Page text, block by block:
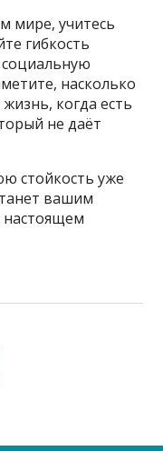
мире, учитесь
гибкость
насколько
когда есть
не даёт
стойкость уже
вашим